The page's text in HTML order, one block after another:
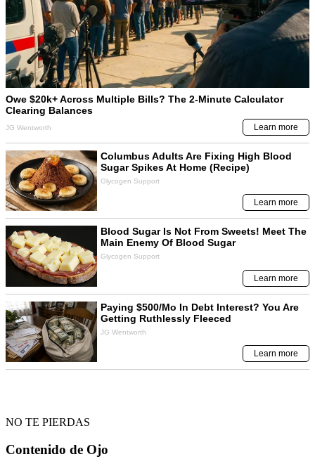
NO TE PIERDAS
Contenido de Ojo